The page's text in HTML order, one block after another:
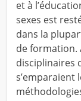
et à
sexes est
dans la
de formation.
disciplinaires
s’emparaient